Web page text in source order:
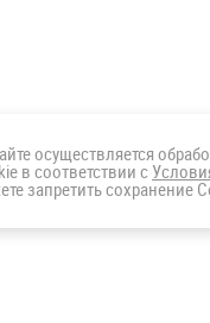
осуществляется
в соответствии с
запретить сохранение